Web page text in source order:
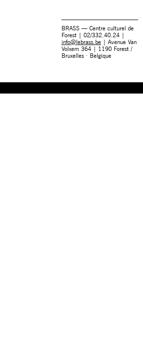
BRASS — Centre culturel de
Forest | 02/332.40.24 |
info@lebrass.be| Avenue Van
Volxem 364 | 1190 Forest /
Bruxelles · Belgique